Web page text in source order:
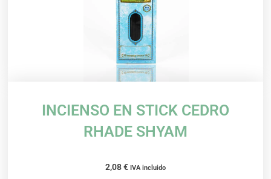
INCIENSO EN STICK CEDRO
RHADE SHYAM
2,08€ IVA incluido